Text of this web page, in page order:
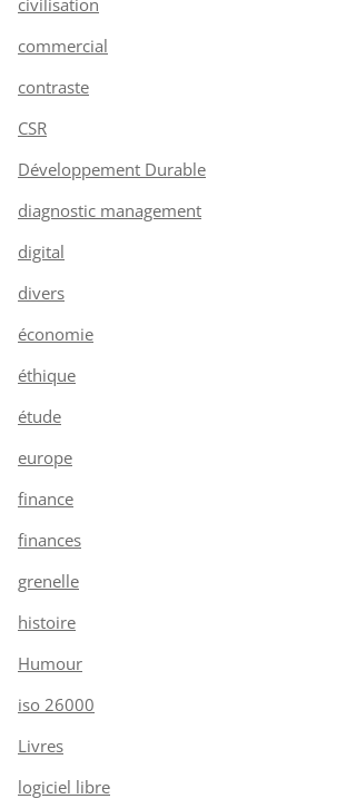
commercial
contraste
CSR
Développement Durable
diagnostic management
digital
divers
économie
éthique
étude
europe
finance
finances
grenelle
histoire
Humour
iso 26000
Livres
logiciel libre